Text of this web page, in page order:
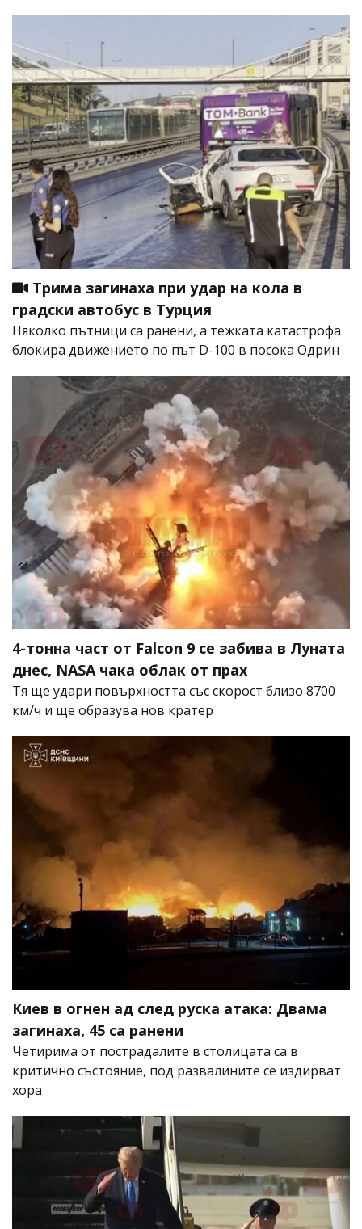
Трима загинаха при удар на кола в
градски автобус в Турция
Няколко пътници са ранени, а тежката катастрофа
блокира движението по път D-100 в посока Одрин
4-тонна част от Falcon 9 се забива в Луната
днес, NASA чака облак от прах
Тя ще удари повърхността със скорост близо 8700
км/ч и ще образува нов кратер
Киев в огнен ад след руска атака: Двама
загинаха, 45 са ранени
Четирима от пострадалите в столицата са в
критично състояние, под развалините се издирват
хора